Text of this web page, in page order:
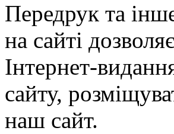
Передрук та
на сайті
Інтернет-
сайту,
наш сайт.